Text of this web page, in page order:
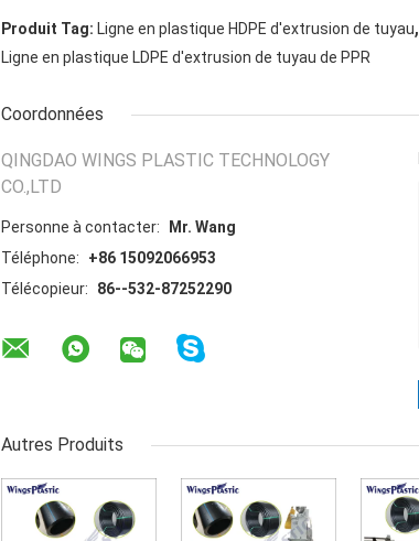
Produit Tag: Ligne en plastique HDPE d'extrusion de tuyau,
Ligne en plastique LDPE d'extrusion de tuyau de PPR
Coordonnées
QINGDAO WINGS PLASTIC TECHNOLOGY
CO.,LTD
Personne à contacter:
Mr. Wang
Téléphone:
+86 15092066953
Télécopieur:
86--532-87252290
Autres Produits